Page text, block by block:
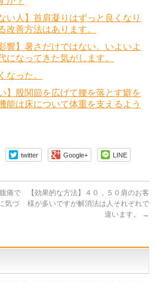
い人】首肩凝りはずっと良くなり
改善方法はあります。
響】暑さだけではない。いよいよ
になってきた気がします。
なった。
】股関節を広げて腰を落とす癖を
能は床について体重を支えるよう
twitter Google+ LINE
痛で
気づ
【効果的な方法】４０，５０肩のお客
様が多いですが解消法は人それぞれで
違います。
→